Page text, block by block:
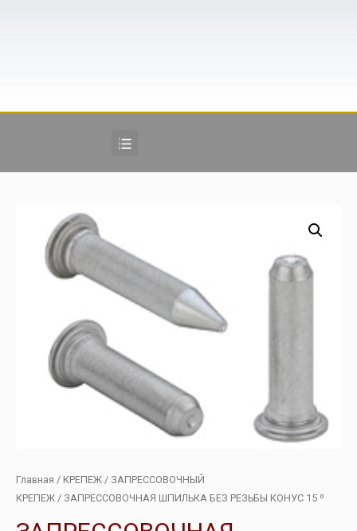
Главная / КРЕПЕЖ / ЗАПРЕССОВОЧНЫЙ
КРЕПЕЖ / ЗАПРЕССОВОЧНАЯ ШПИЛЬКА БЕЗ РЕЗЬБЫ КОНУС 15 º